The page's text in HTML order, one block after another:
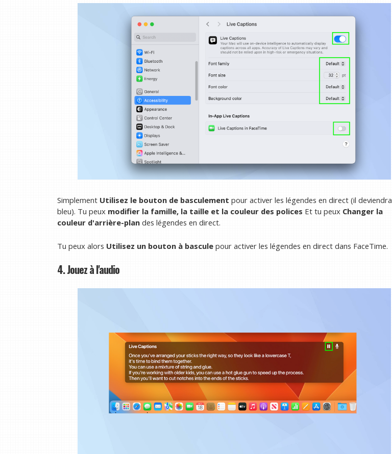
Simplement Utilisez le bouton de basculement pour activer les légendes en direct (il deviendra
bleu). Tu peux modifier la famille, la taille et la couleur des polices Et tu peux Changer la
couleur d'arrière-plan des légendes en direct.
Tu peux alors Utilisez un bouton à bascule pour activer les légendes en direct dans FaceTime.
4. Jouez à l'audio